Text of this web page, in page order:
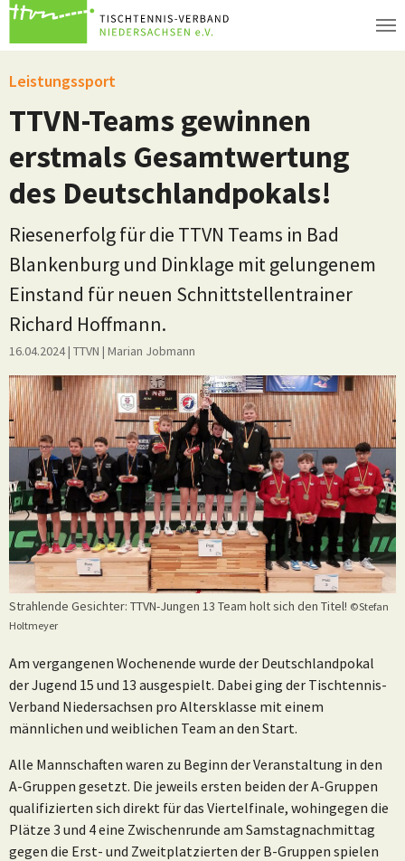
Zum Hauptinhalt springen
Leistungssport
TTVN-Teams gewinnen
erstmals Gesamtwertung
des Deutschlandpokals!
Riesenerfolg für die TTVN Teams in Bad
Blankenburg und Dinklage mit gelungenem
Einstand für neuen Schnittstellentrainer
Richard Hoffmann.
16.04.2024| TTVN | Marian Jobmann
Strahlende Gesichter: TTVN-Jungen 13 Team holt sich den Titel! ©Stefan
Holtmeyer
Am vergangenen Wochenende wurde der Deutschlandpokal
der Jugend 15 und 13 ausgespielt. Dabei ging der Tischtennis-
Verband Niedersachsen pro Altersklasse mit einem
männlichen und weiblichen Team an den Start.
Alle Mannschaften waren zu Beginn der Veranstaltung in den
A-Gruppen gesetzt. Die jeweils ersten beiden der A-Gruppen
qualifizierten sich direkt für das Viertelfinale, wohingegen die
Plätze 3 und 4 eine Zwischenrunde am Samstagnachmittag
gegen die Erst- und Zweitplatzierten der B-Gruppen spielen